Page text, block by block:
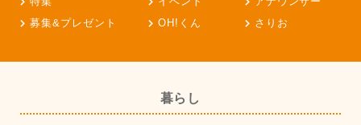
募集&プレゼント
OH!くん さりお
暮らし